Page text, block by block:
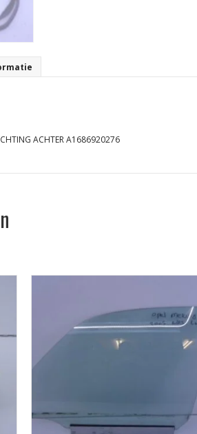
ACHTER A1686920276